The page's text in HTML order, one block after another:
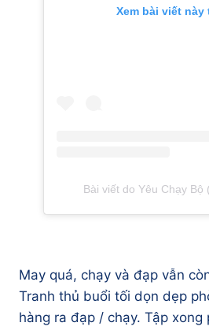
Xem bài viết này
Bài viết do Yêu Chạy Bộ
May quá, chạy và đạp vẫn
Tranh thủ buổi tối dọn dẹp
hàng ra đạp / chạy. Tập xong